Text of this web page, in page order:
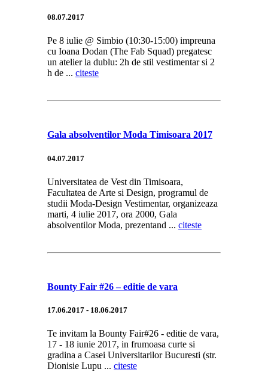
08.07.2017
Pe 8 iulie @ Simbio (10:30-15:00) impreuna
cu Ioana Dodan (The Fab Squad) pregatesc
un atelier la dublu: 2h de stil vestimentar si 2
h de ... citeste
Gala absolventilor Moda Timisoara 2017
04.07.2017
Universitatea de Vest din Timisoara,
Facultatea de Arte si Design, programul de
studii Moda-Design Vestimentar, organizeaza
marti, 4 iulie 2017, ora 2000, Gala
absolventilor Moda, prezentand ... citeste
Bounty Fair #26 – editie de vara
17.06.2017 - 18.06.2017
Te invitam la Bounty Fair#26 - editie de vara,
17 - 18 iunie 2017, in frumoasa curte si
gradina a Casei Universitarilor Bucuresti (str.
Dionisie Lupu ... citeste